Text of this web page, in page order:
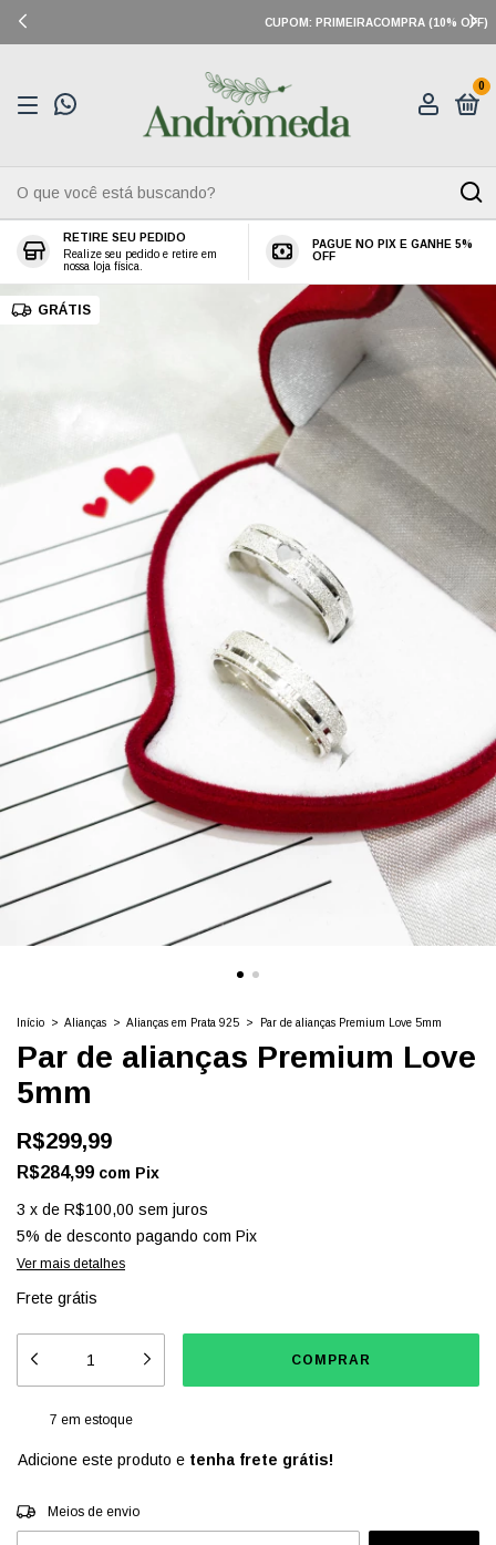
CUPOM: PRIMEIRACOMPRA (10% OFF)
0
RETIRE SEU PEDIDO
Realize seu pedido e retire em
nossa loja física.
PAGUE NO PIX E GANHE 5%
OFF
GRÁTIS
Início > Alianças > Alianças em Prata 925 > Par de alianças Premium Love 5mm
Par de alianças Premium Love
5mm
R$299,99
R$284,99 com Pix
3 x de R$100,00 sem juros
5% de desconto pagando com Pix
Ver mais detalhes
Frete grátis
7 em estoque
Adicione este produto e tenha frete grátis!
Entregas para o CEP:
Meios de envio